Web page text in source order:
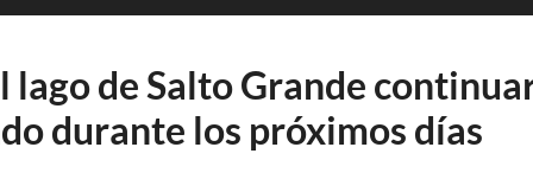
lago de Salto Grande
durante los próximos días